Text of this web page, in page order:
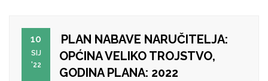
10
SIJ
'22
PLAN NABAVE NARUČITELJA:
OPĆINA VELIKO TROJSTVO,
GODINA PLANA: 2022